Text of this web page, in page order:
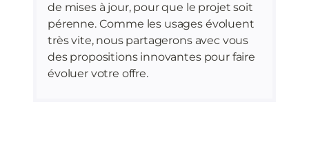
de mises à jour, pour que le projet soit
pérenne. Comme les usages évoluent
très vite, nous partagerons avec vous
des propositions innovantes pour faire
évoluer votre offre.